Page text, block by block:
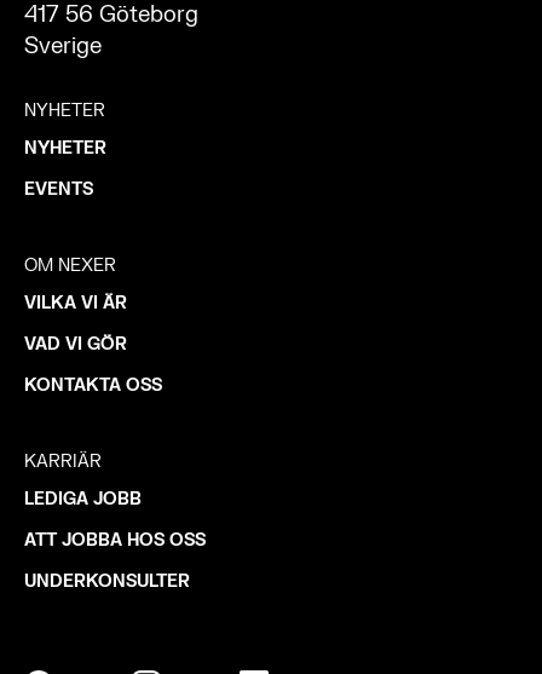
417 56 Göteborg
Sverige
NYHETER
NYHETER
EVENTS
OM NEXER
VILKA VI ÄR
VAD VI GÖR
KONTAKTA OSS
KARRIÄR
LEDIGA JOBB
ATT JOBBA HOS OSS
UNDERKONSULTER